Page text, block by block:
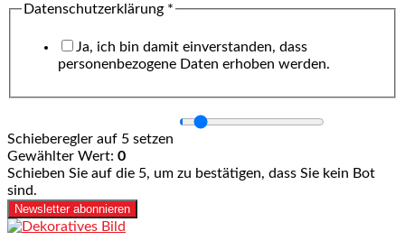
Datenschutzerklärung *
Ja, ich bin damit einverstanden, dass
personenbezogene Daten erhoben werden.
Schieberegler auf 5 setzen
Gewählter Wert: 0
Schieben Sie auf die 5, um zu bestätigen, dass Sie kein Bot
sind.
Newsletter abonnieren